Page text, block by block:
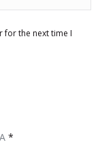
for the next time I
*